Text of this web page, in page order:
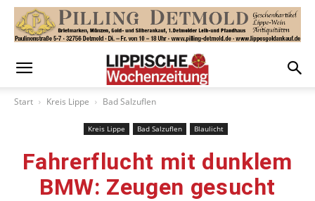
Start Kreis Lippe Bad Salzuflen
Kreis Lippe Bad Salzuflen Blaulicht
Fahrerflucht mit dunklem
BMW: Zeugen gesucht